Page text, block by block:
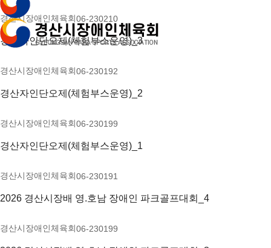
경산시장애인체육회06-230210
경산자인단오제(체험부스운영)_3
경산시장애인체육회06-230192
경산자인단오제(체험부스운영)_2
경산시장애인체육회06-230199
경산자인단오제(체험부스운영)_1
경산시장애인체육회06-230191
2026 경산시장배 영.호남 장애인 파크골프대회_4
경산시장애인체육회06-230199